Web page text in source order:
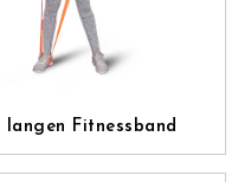
Fitnessband